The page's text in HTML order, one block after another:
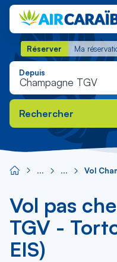
Réserver Ma
Réserver Ma
Depuis
Rechercher
Vol
Vol pas
TGV -
EIS)